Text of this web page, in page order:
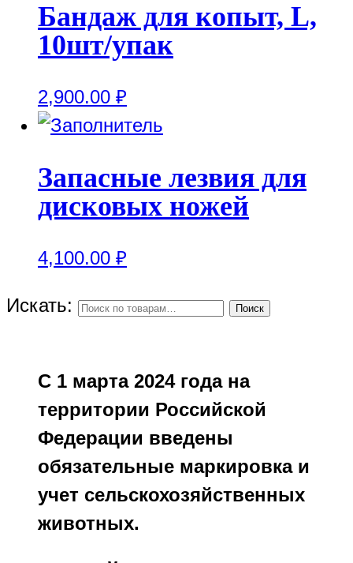
Бандаж для копыт, L,
10шт/упак
2,900.00 ₽
Запасные лезвия для
дисковых ножей
4,100.00 ₽
Искать: Поиск
С 1 марта 2024 года на
территории Российской
Федерации введены
обязательные маркировка и
учет сельскохозяйственных
животных.